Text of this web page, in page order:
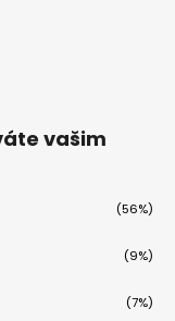
vašim
(56%)
(9%)
(7%)